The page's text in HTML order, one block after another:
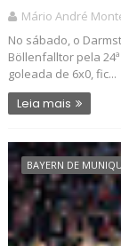
Mário André
No sábado, o
Böllenfalltor pela
goleada de 6x0, fic...
Leia mais
BAYERN DE